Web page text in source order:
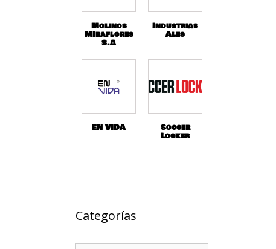
Molinos
MIraflores
S.A
Industrias
Ales
EN VIDA Soccer
Locker
Categorías